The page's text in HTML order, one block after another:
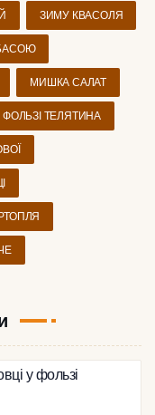
ЗИМУ КВАСОЛЯ
МИШКА САЛАТ
ФОЛЬЗІ ТЕЛЯТИНА
у фользі